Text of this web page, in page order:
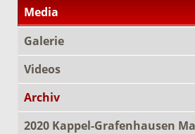
Media
Galerie
Videos
Archiv
2020 Kappel-Grafenhausen